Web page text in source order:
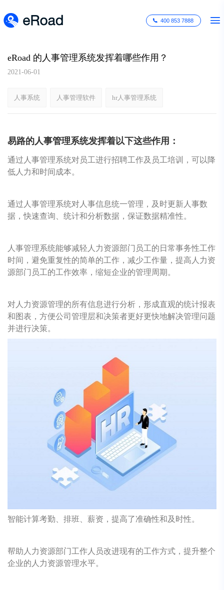
400 853 7888
eRoad 的人事管理系统发挥着哪些作用？
2021-06-01
人事系统 人事管理软件 hr人事管理系统
易路的人事管理系统发挥着以下这些作用：
通过人事管理系统对员工进行招聘工作及员工培训，可以降
低人力和时间成本。
通过人事管理系统对人事信息统一管理，及时更新人事数
据，快速查询、统计和分析数据，保证数据精准性。
人事管理系统能够减轻人力资源部门员工的日常事务性工作
时间，避免重复性的简单的工作，减少工作量，提高人力资
源部门员工的工作效率，缩短企业的管理周期。
对人力资源管理的所有信息进行分析，形成直观的统计报表
和图表，方便公司管理层和决策者更好更快地解决管理问题
并进行决策。
智能计算考勤、排班、薪资，提高了准确性和及时性。
帮助人力资源部门工作人员改进现有的工作方式，提升整个
企业的人力资源管理水平。